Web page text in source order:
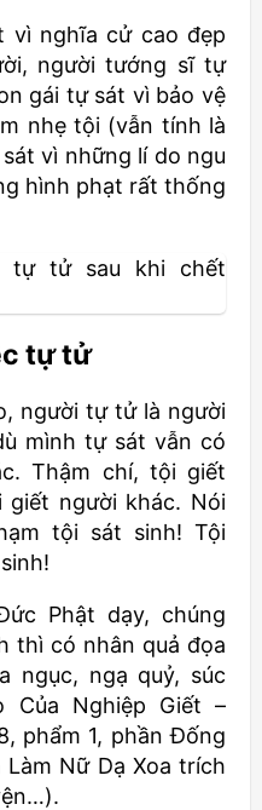
vì nghĩa cử cao đẹp
người tướng sĩ tự
gái tự sát vì bảo vệ
nhẹ tội (vẫn tính là
vì những lí do ngu
hình phạt rất thống
tự tử
người tự tử là người
mình tự sát vẫn có
Thậm chí, tội giết
người khác. Nói
tội sát sinh! Tội
Phật dạy, chúng
thì có nhân quả đọa
ngục, ngạ quỷ, súc
Của Nghiệp Giết –
phẩm 1, phần Đống
Nữ Dạ Xoa trích